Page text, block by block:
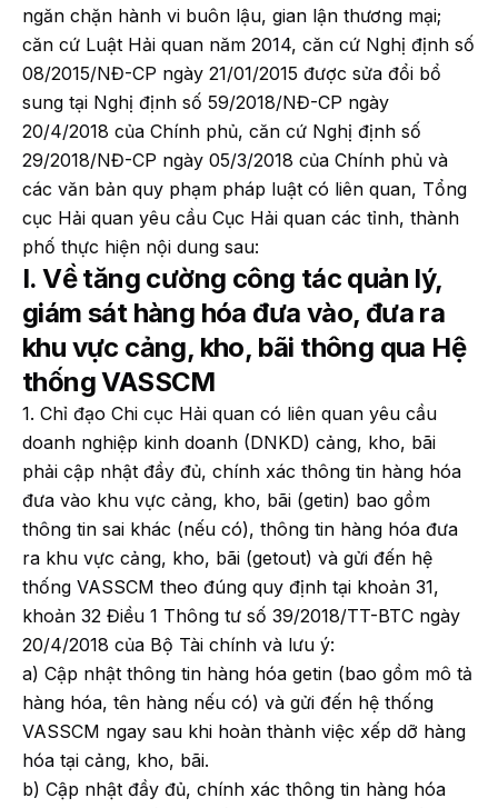
ngăn chặn hành vi buôn lậu, gian lận thương mại;
căn cứ Luật Hải quan năm 2014, căn cứ Nghị định số
08/2015/NĐ-CP ngày 21/01/2015 được sửa đổi bổ
sung tại Nghị định số 59/2018/NĐ-CP ngày
20/4/2018 của Chính phủ, căn cứ Nghị định số
29/2018/NĐ-CP ngày 05/3/2018 của Chính phủ và
các văn bản quy phạm pháp luật có liên quan, Tổng
cục Hải quan yêu cầu Cục Hải quan các tỉnh, thành
phố thực hiện nội dung sau:
I. Về tăng cường công tác quản lý,
giám sát hàng hóa đưa vào, đưa ra
khu vực cảng, kho, bãi thông qua Hệ
thống VASSCM
1. Chỉ đạo Chi cục Hải quan có liên quan yêu cầu
doanh nghiệp kinh doanh (DNKD) cảng, kho, bãi
phải cập nhật đầy đủ, chính xác thông tin hàng hóa
đưa vào khu vực cảng, kho, bãi (getin) bao gồm
thông tin sai khác (nếu có), thông tin hàng hóa đưa
ra khu vực cảng, kho, bãi (getout) và gửi đến hệ
thống VASSCM theo đúng quy định tại khoản 31,
khoản 32 Điều 1 Thông tư số 39/2018/TT-BTC ngày
20/4/2018 của Bộ Tài chính và lưu ý:
a) Cập nhật thông tin hàng hóa getin (bao gồm mô tả
hàng hóa, tên hàng nếu có) và gửi đến hệ thống
VASSCM ngay sau khi hoàn thành việc xếp dỡ hàng
hóa tại cảng, kho, bãi.
b) Cập nhật đầy đủ, chính xác thông tin hàng hóa